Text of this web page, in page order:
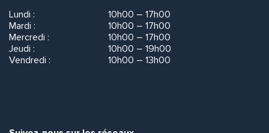
Lundi :
10h00 – 17h00
Mardi :
10h00 – 17h00
Mercredi :
10h00 – 17h00
Jeudi :
10h00 – 19h00
Vendredi :
10h00 – 13h00